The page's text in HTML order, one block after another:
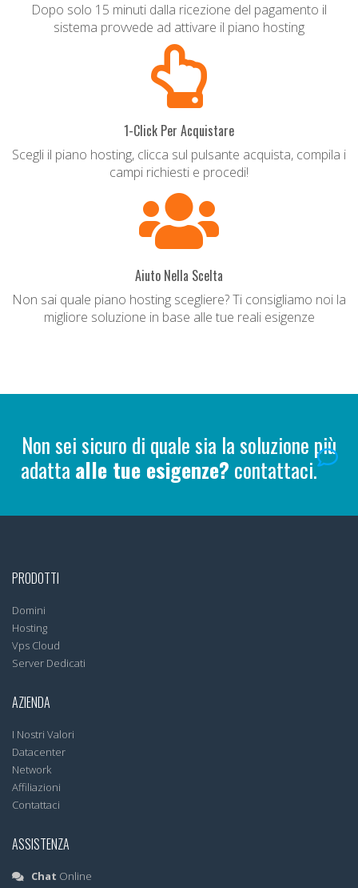
Dopo solo 15 minuti dalla ricezione del pagamento il
sistema provvede ad attivare il piano hosting
1-Click Per Acquistare
Scegli il piano hosting, clicca sul pulsante acquista, compila i
campi richiesti e procedi!
Aiuto Nella Scelta
Non sai quale piano hosting scegliere? Ti consigliamo noi la
migliore soluzione in base alle tue reali esigenze
Non sei sicuro di quale sia la soluzione più
adatta alle tue esigenze? contattaci.
PRODOTTI
Domini
Hosting
Vps Cloud
Server Dedicati
AZIENDA
I Nostri Valori
Datacenter
Network
Affiliazioni
Contattaci
ASSISTENZA
Chat Online